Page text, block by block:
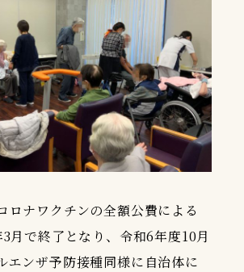
ロナワクチンの全額公費による
月で終了となり、令和6年度10月
エンザ予防接種同様に自治体に